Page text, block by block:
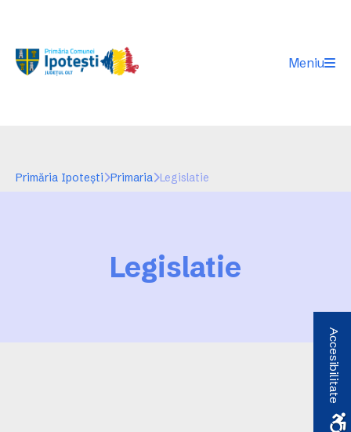
Meniu
Primăria Ipotești Primaria Legislatie
Legislatie
Accesibilitate